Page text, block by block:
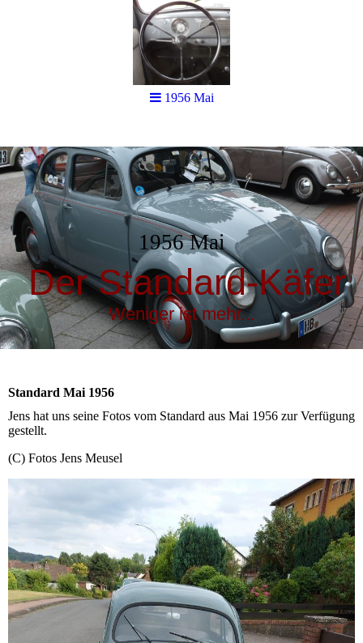
1956 Mai
Der Standard-Käfer
Weniger ist mehr...
Standard Mai 1956
Jens hat uns seine Fotos vom Standard aus Mai 1956 zur Verfügung
gestellt.
(C) Fotos Jens Meusel
1956 Mai